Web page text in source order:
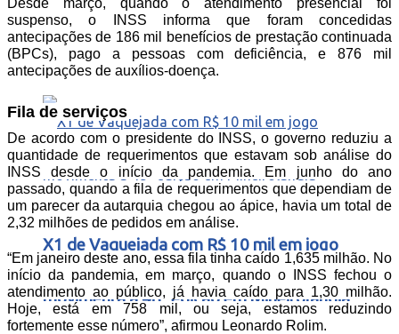
Esporte
X1 de Vaquejada com R$ 10 mil em jogo
movimenta a 48ª edição em Mineirolândia
Desde março, quando o atendimento presencial foi
suspenso, o INSS informa que foram concedidas
antecipações de 186 mil benefícios de prestação continuada
(BPCs), pago a pessoas com deficiência, e 876 mil
antecipações de auxílios-doença.
Fila de serviços
De acordo com o presidente do INSS, o governo reduziu a
quantidade de requerimentos que estavam sob análise do
INSS desde o início da pandemia. Em junho do ano
passado, quando a fila de requerimentos que dependiam de
um parecer da autarquia chegou ao ápice, havia um total de
2,32 milhões de pedidos em análise.
“Em janeiro deste ano, essa fila tinha caído 1,635 milhão. No
início da pandemia, em março, quando o INSS fechou o
atendimento ao público, já havia caído para 1,30 milhão.
Hoje, está em 758 mil, ou seja, estamos reduzindo
fortemente esse número”, afirmou Leonardo Rolim.